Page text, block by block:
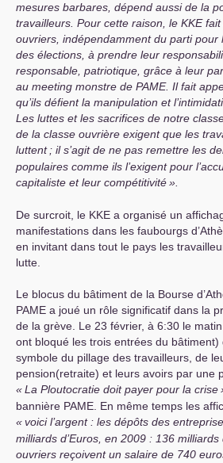
mesures barbares, dépend aussi de la
travailleurs. Pour cette raison, le KKEfait
ouvriers, indépendamment du parti pour
des élections, à prendre leur
responsable, patriotique, grâce à leur
au meeting monstre de PAME. Il fait
qu’ils défient la manipulation et
Les luttes et les sacrifices de notre
de la classe ouvrière exigent que les
luttent ; il s’agit de ne pas remettre les
populaires comme ils l’exigent pour
capitaliste et leur compétitivité».
De surcroit, le KKE a organisé un
manifestations dans les faubourgs
en invitant dans tout le pays les
lutte.
Le blocus du bâtiment de la Bourse
PAME a joué un rôle significatif dans la
de la grève. Le 23 février, à 6:30 le
ont bloqué les trois entrées du bâtiment)
symbole du pillage des travailleurs, de
pension(retraite) et leurs avoirs par une
«La Ploutocratie doit payer pour la crise
bannière PAME . En même temps les
«voici l’argent : les dépôts des
milliards d’Euros, en 2009 : 136 milliards
ouvriers reçoivent un salaire de 740